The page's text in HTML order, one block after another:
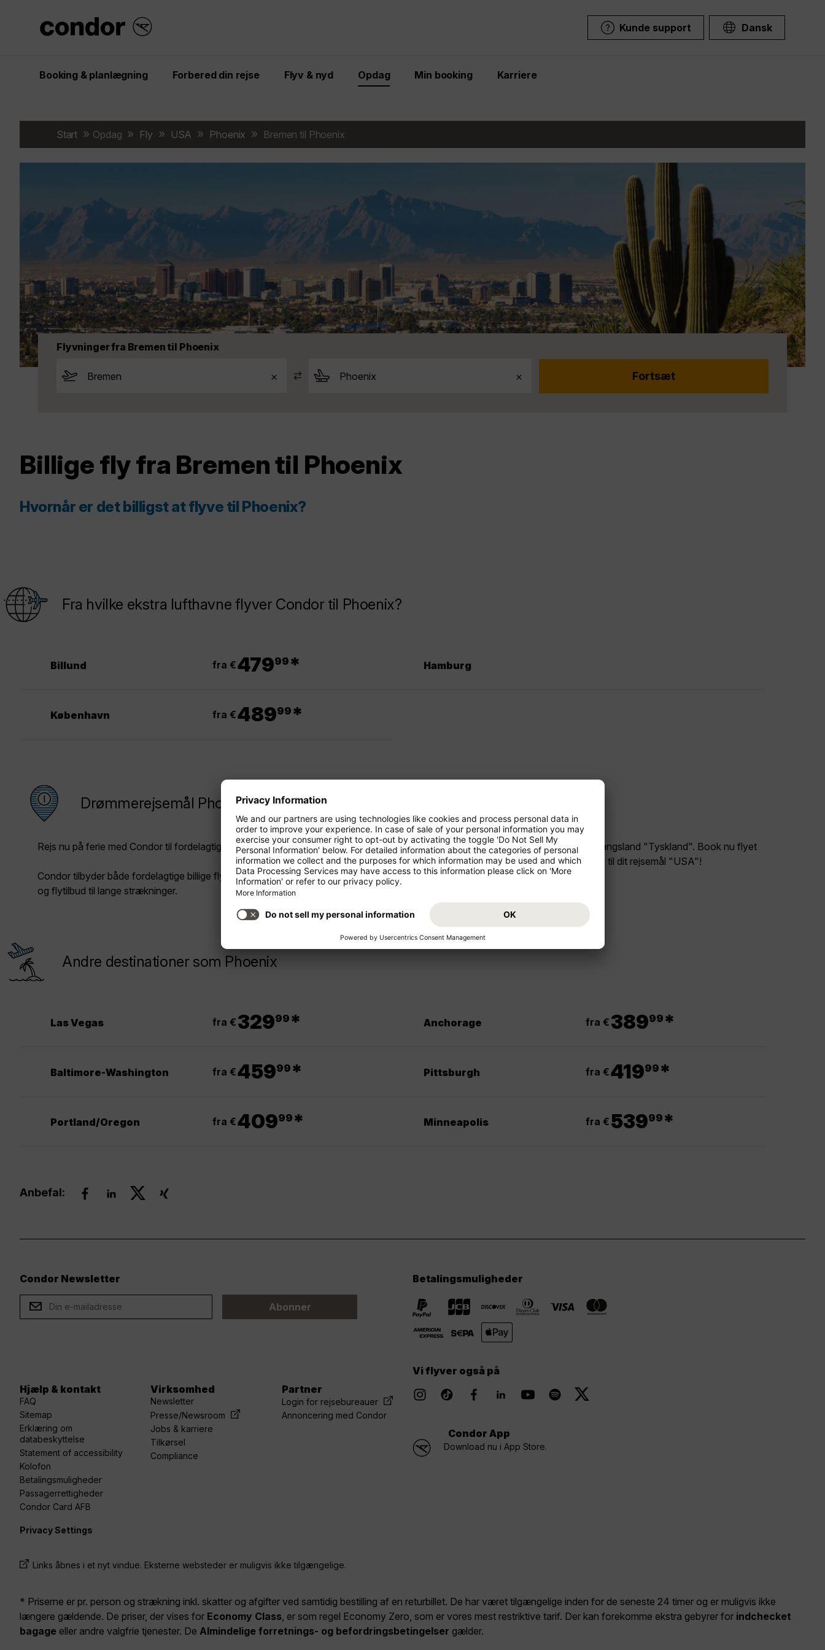
Kunde support Dansk
Booking & planlægning Forbered din rejse Flyv & nyd Opdag Min booking Karriere
Start Opdag Fly USA Phoenix Bremen til Phoenix
Flyvninger fra Bremen til Phoenix
Billige fly fra Bremen til Phoenix
Hvornår er det billigst at flyve til Phoenix?
Fra hvilke ekstra lufthavne flyver Condor til Phoenix?
Billund fra €47999 * Hamburg
København fra €48999 *
Drømmerejsemål Phoenix
Rejs nu på ferie med Condor til fordelagtige priser!
Condor tilbyder både fordelagtige billige fly til korte og mellemlange strækninger
og flytilbud til lange strækninger.
Start din ferie billigt og behageligt fra dit afgangsland "Tyskland". Book nu flyet
Bremen (BRE) - Phoenix (PHX) og glæd dig til dit rejsemål "USA"!
Andre destinationer som Phoenix
Las Vegas fra € 32999 * Anchorage fra € 38999 *
Baltimore-Washington fra €45999 * Pittsburgh fra €41999 *
Portland/Oregon fra €40999 * Minneapolis fra € 53999 *
Anbefal:
Condor Newsletter
Abonner
Betalingsmuligheder
Hjælp & kontakt
FAQ
Sitemap
Erklæring om
databeskyttelse
Statement of accessibility
Kolofon
Betalingsmuligheder
Passagerrettigheder
Condor Card AFB
Virksomhed
Newsletter
Presse/Newsroom
Jobs & karriere
Tilkørsel
Compliance
Partner
Login for rejsebureauer
Annoncering med Condor
Vi flyver også på
Condor App
Download nu i App Store.
Privacy Settings
Links åbnes i et nyt vindue. Eksterne websteder er muligvis ikke tilgængelige.
* Priserne er pr. person og strækning inkl. skatter og afgifter ved samtidig bestilling af en returbillet. De har været tilgængelige inden for de seneste 24 timer og er muligvis ikke
længere gældende. De priser, der vises for Economy Class, er som regel Economy Zero, som er vores mest restriktive tarif. Der kan forekomme ekstra gebyrer for indchecket
bagage eller andre valgfrie tjenester. De Almindelige forretnings- og befordringsbetingelser gælder.